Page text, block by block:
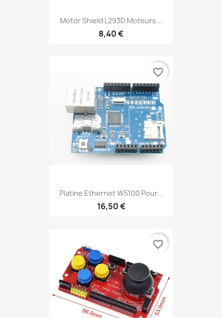
Motor Shield L293D Moteurs...
8,40 €
Platine Ethernet W5100 Pour...
16,50 €
favorite_border
favorite_border